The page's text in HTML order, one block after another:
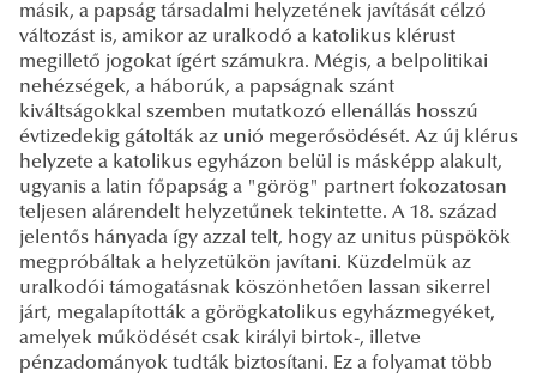
másik, a papság társadalmi helyzetének javítását célzó
változást is, amikor az uralkodó a katolikus klérust
megillető jogokat ígért számukra. Mégis, a belpolitikai
nehézségek, a háborúk, a papságnak szánt
kiváltságokkal szemben mutatkozó ellenállás hosszú
évtizedekig gátolták az unió megerősödését. Az új klérus
helyzete a katolikus egyházon belül is másképp alakult,
ugyanis a latin főpapság a "görög" partnert fokozatosan
teljesen alárendelt helyzetűnek tekintette. A 18. század
jelentős hányada így azzal telt, hogy az unitus püspökök
megpróbáltak a helyzetükön javítani. Küzdelmük az
uralkodói támogatásnak köszönhetően lassan sikerrel
járt, megalapították a görögkatolikus egyházmegyéket,
amelyek működését csak királyi birtok-, illetve
pénzadományok tudták biztosítani. Ez a folyamat több